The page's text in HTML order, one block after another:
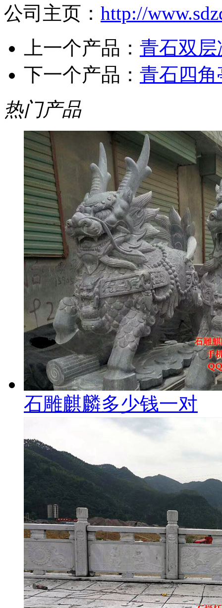
公司主页： http://
上一个产品： 青石双层
下一个产品： 青石四角
热门产品
石雕麒麟多少钱一对